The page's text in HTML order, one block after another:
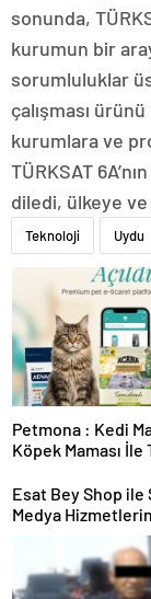
sonunda,
kurumun bir
sorumluluklar
çalışması
kurumlara ve
TÜRKSAT
diledi, ülkeye ve
Teknoloji Uydu
Petmona : Kedi
Köpek Maması İle
Esat Bey Shop ile
Medya